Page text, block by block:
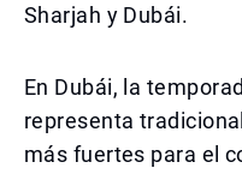
Sharjah y Dubái.
En Dubái, la
representa
más fuertes para el